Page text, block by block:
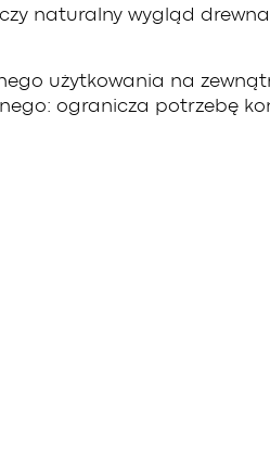
naturalny wygląd
użytkowania na
ogranicza potrzebę